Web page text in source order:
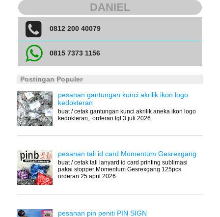
DANIEL
0812 200 40079
0815 7373 1156
Postingan Populer
pesanan gantungan kunci akrilik ikon logo
kedokteran
buat / cetak gantungan kunci akrilik aneka ikon logo
kedokteran, orderan tgl 3 juli 2026
pesanan tali id card Momentum Gesrexgang
buat / cetak tali lanyard id card printing sublimasi
pakai stopper Momentum Gesrexgang 125pcs
orderan 25 april 2026
pesanan pin peniti PIN SIGN